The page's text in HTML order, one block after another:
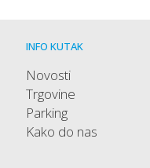
INFO KUTAK
Novosti
Trgovine
Parking
Kako do nas